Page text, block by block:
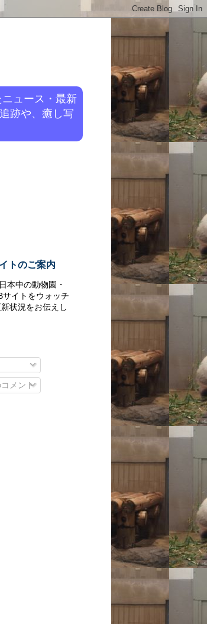
ュース・最新
跡や、癒し写
トのご案内
本中の動物園・
サイトをウォッチ
状況をお伝えし
メント